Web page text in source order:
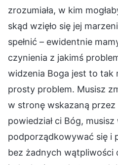
zrozumiała, w kim
skąd wzięło się jej
spełnić – ewidentnie
czynienia z jakimś
widzenia Boga jest to tak
prosty problem. Musisz
w stronę wskazaną
powiedział ci Bóg,
podporządkowywać się i
bez żadnych wątpliwości